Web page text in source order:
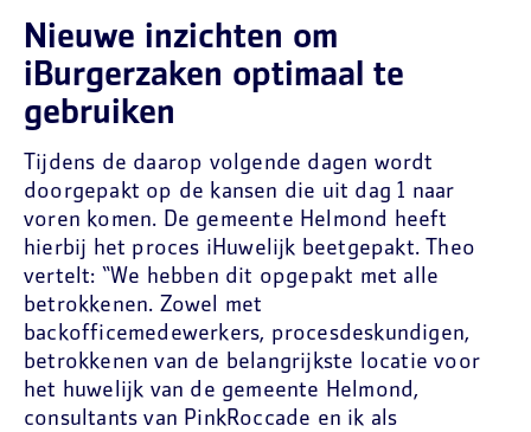
Nieuwe inzichten om
iBurgerzaken optimaal te
gebruiken
Tijdens de daarop volgende dagen wordt
doorgepakt op de kansen die uit dag 1 naar
voren komen. De gemeente Helmond heeft
hierbij het proces iHuwelijk beetgepakt. Theo
vertelt: “We hebben dit opgepakt met alle
betrokkenen. Zowel met
backofficemedewerkers, procesdeskundigen,
betrokkenen van de belangrijkste locatie voor
het huwelijk van de gemeente Helmond,
consultants van PinkRoccade en ik als